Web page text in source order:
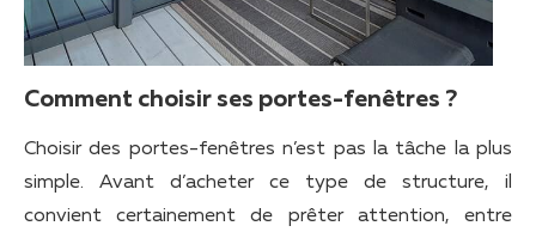
Comment choisir ses portes-fenêtres ?
Choisir des portes-fenêtres n’est pas la tâche la plus
simple. Avant d’acheter ce type de structure, il
convient certainement de prêter attention, entre